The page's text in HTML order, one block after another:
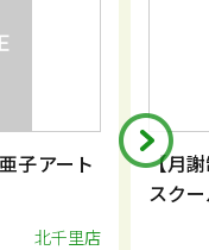
子アート
北千里店
【月
スク